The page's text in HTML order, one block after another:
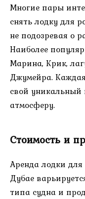
Многие пары
снять лодку для
не подозревая о
Наиболее
Марина, Крик,
Джумейра.
свой уникальный
атмосферу.
Стоимость и
Аренда лодки для
Дубае
типа судна и